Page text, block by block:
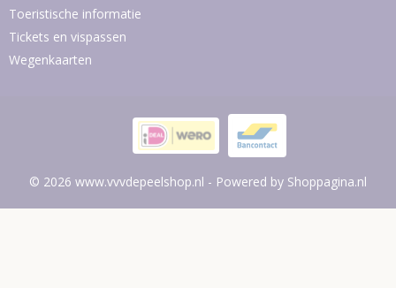
Toeristische informatie
Tickets en vispassen
Wegenkaarten
© 2026 www.vvvdepeelshop.nl - Powered by Shoppagina.nl